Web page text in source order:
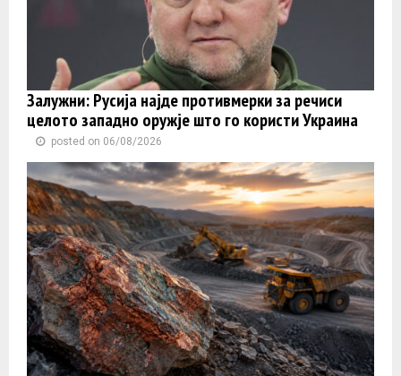
Залужни: Русија најде противмерки за речиси
целото западно оружје што го користи Украина
posted on 06/08/2026